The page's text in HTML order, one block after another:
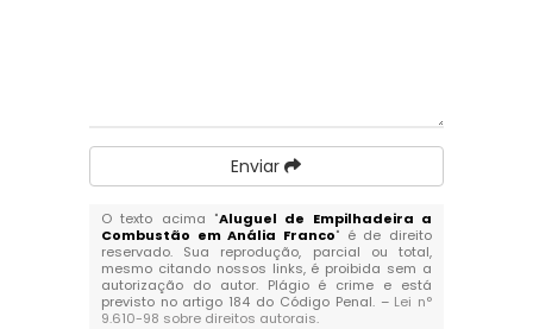
Enviar
O texto acima "Aluguel de Empilhadeira a
Combustão em Anália Franco" é de direito
reservado. Sua reprodução, parcial ou total,
mesmo citando nossos links, é proibida sem a
autorização do autor. Plágio é crime e está
previsto no artigo 184 do Código Penal. – Lei n°
9.610-98 sobre direitos autorais.